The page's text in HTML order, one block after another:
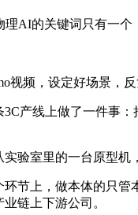
AI的关键词只有一个
频，设定好场景，
产线上做了一件事
验室里的一台原型机
节上，做本体的只
链上下游公司。